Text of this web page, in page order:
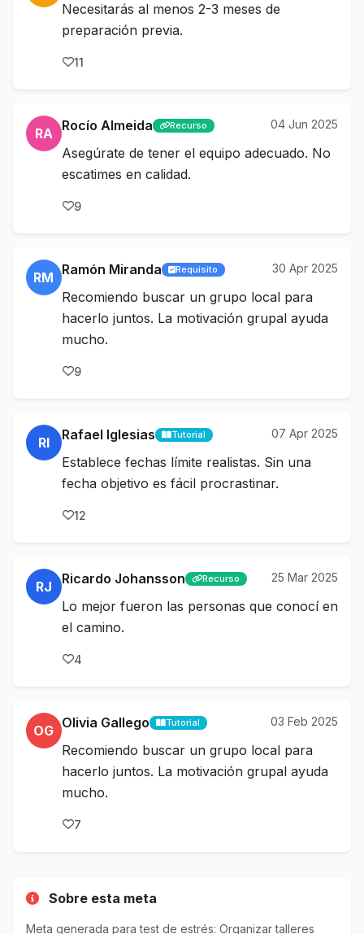
Necesitarás al menos 2-3 meses de
preparación previa.
11
RA Rocío Almeida Recurso 04 Jun 2025
Asegúrate de tener el equipo adecuado. No
escatimes en calidad.
9
RM Ramón Miranda Requisito 30 Apr 2025
Recomiendo buscar un grupo local para
hacerlo juntos. La motivación grupal ayuda
mucho.
9
RI Rafael Iglesias Tutorial 07 Apr 2025
Establece fechas límite realistas. Sin una
fecha objetivo es fácil procrastinar.
12
RJ Ricardo Johansson Recurso 25 Mar 2025
Lo mejor fueron las personas que conocí en
el camino.
4
OG Olivia Gallego Tutorial 03 Feb 2025
Recomiendo buscar un grupo local para
hacerlo juntos. La motivación grupal ayuda
mucho.
7
Sobre esta meta
Meta generada para test de estrés: Organizar talleres